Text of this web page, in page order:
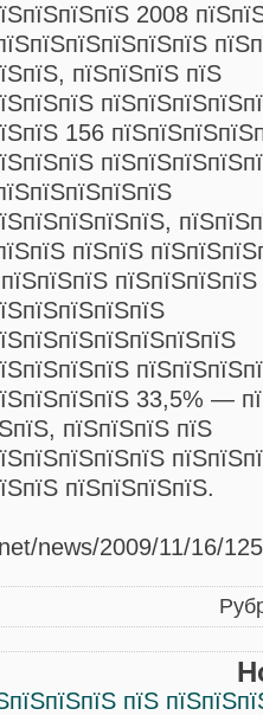
2008
пїЅпїЅпїЅ пїЅ
156
пїЅпїЅ
пїЅпїЅпїЅпїЅ
33,5% —
пїЅпїЅпїЅ пїЅ
пїЅпїЅпїЅпїЅ.
news/2009/11/16/
пїЅ